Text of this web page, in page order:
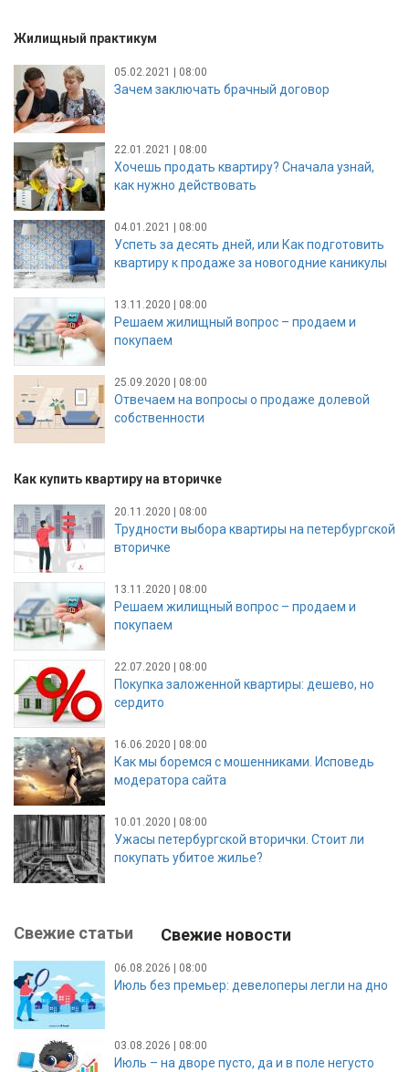
Жилищный практикум
05.02.2021 | 08:00
Зачем заключать брачный договор
22.01.2021 | 08:00
Хочешь продать квартиру? Сначала узнай,
как нужно действовать
04.01.2021 | 08:00
Успеть за десять дней, или Как подготовить
квартиру к продаже за новогодние каникулы
13.11.2020 | 08:00
Решаем жилищный вопрос – продаем и
покупаем
25.09.2020 | 08:00
Отвечаем на вопросы о продаже долевой
собственности
Как купить квартиру на вторичке
20.11.2020 | 08:00
Трудности выбора квартиры на петербургской
вторичке
13.11.2020 | 08:00
Решаем жилищный вопрос – продаем и
покупаем
22.07.2020 | 08:00
Покупка заложенной квартиры: дешево, но
сердито
16.06.2020 | 08:00
Как мы боремся с мошенниками. Исповедь
модератора сайта
10.01.2020 | 08:00
Ужасы петербургской вторички. Стоит ли
покупать убитое жилье?
Свежие статьи Свежие новости
06.08.2026 | 08:00
Июль без премьер: девелоперы легли на дно
03.08.2026 | 08:00
Июль – на дворе пусто, да и в поле негусто